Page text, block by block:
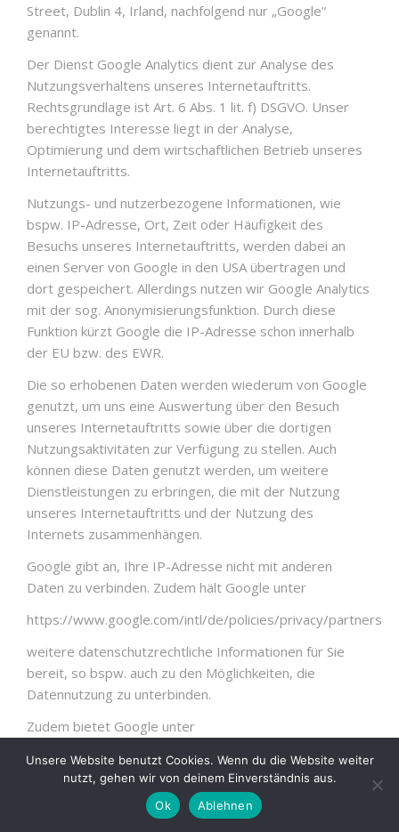
Street, Dublin 4, Irland, nachfolgend nur „Google“
genannt.
Der Dienst Google Analytics dient zur Analyse des
Nutzungsverhaltens unseres Internetauftritts.
Rechtsgrundlage ist Art. 6 Abs. 1 lit. f) DSGVO. Unser
berechtigtes Interesse liegt in der Analyse,
Optimierung und dem wirtschaftlichen Betrieb unseres
Internetauftritts.
Nutzungs- und nutzerbezogene Informationen, wie
bspw. IP-Adresse, Ort, Zeit oder Häufigkeit des
Besuchs unseres Internetauftritts, werden dabei an
einen Server von Google in den USA übertragen und
dort gespeichert. Allerdings nutzen wir Google Analytics
mit der sog. Anonymisierungsfunktion. Durch diese
Funktion kürzt Google die IP-Adresse schon innerhalb
der EU bzw. des EWR.
Die so erhobenen Daten werden wiederum von Google
genutzt, um uns eine Auswertung über den Besuch
unseres Internetauftritts sowie über die dortigen
Nutzungsaktivitäten zur Verfügung zu stellen. Auch
können diese Daten genutzt werden, um weitere
Dienstleistungen zu erbringen, die mit der Nutzung
unseres Internetauftritts und der Nutzung des
Internets zusammenhängen.
Google gibt an, Ihre IP-Adresse nicht mit anderen
Daten zu verbinden. Zudem hält Google unter
https://www.google.com/intl/de/policies/privacy/partners
weitere datenschutzrechtliche Informationen für Sie
bereit, so bspw. auch zu den Möglichkeiten, die
Datennutzung zu unterbinden.
Zudem bietet Google unter
https://tools.google.com/dlpage/gaoptout?hl=de
ein sog. Deaktivierungs-Add-on nebst weiteren
Informationen hierzu an. Dieses Add-on lässt sich mit
Unsere Website benutzt Cookies. Wenn du die Website weiter
nutzt, gehen wir von deinem Einverständnis aus.
Ok
Ablehnen